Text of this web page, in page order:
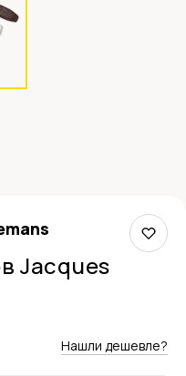
Jacques
Нашли дешевле?